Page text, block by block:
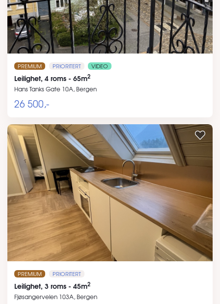
PREMIUM PRIORITERT VIDEO
Leilighet, 4 roms - 65m2
Hans Tanks Gate 10A, Bergen
26 500,-
PREMIUM PRIORITERT
Leilighet, 3 roms - 45m2
Fjøsangerveien 103A, Bergen